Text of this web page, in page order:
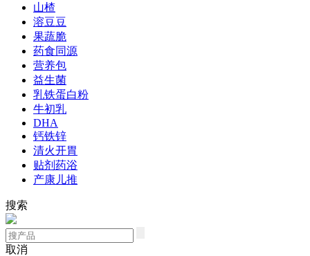
山楂
溶豆豆
果蔬脆
药食同源
营养包
益生菌
乳铁蛋白粉
牛初乳
DHA
钙铁锌
清火开胃
贴剂药浴
产康儿推
搜索
取消